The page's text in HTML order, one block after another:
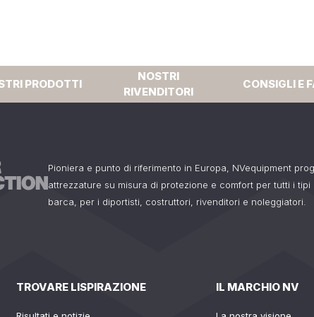
PRODOTTI
NOSTRI
RIVENDITORI
CONSIGLI E
Pioniera e punto di riferimento in Europa, NVequipment
attrezzature su misura di protezione e comfort per tutti i tipi
barca, per i diportisti, costruttori, rivenditori e noleggiatori.
TROVARE LISPIRAZIONE IL MARCHIO NV